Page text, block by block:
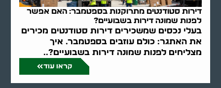
דירות סטודנטים מתרוקנות בספטמבר: האם אפשר
לפנות שמונה דירות בשבועיים?
בעלי נכסים שמשכירים דירות סטודנטים מכירים
את האתגר: כולם עוזבים בספטמבר. איך
מצליחים לפנות שמונה דירות בשבועיים?..
קראו עוד